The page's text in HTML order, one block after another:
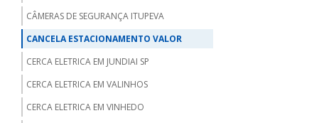
CÂMERAS DE SEGURANÇA ITUPEVA
CANCELA ESTACIONAMENTO VALOR
CERCA ELETRICA EM JUNDIAI SP
CERCA ELETRICA EM VALINHOS
CERCA ELETRICA EM VINHEDO